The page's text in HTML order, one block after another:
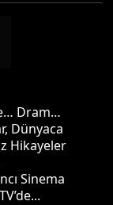
Dram…
Dünyaca
Hikayeler
Sinema